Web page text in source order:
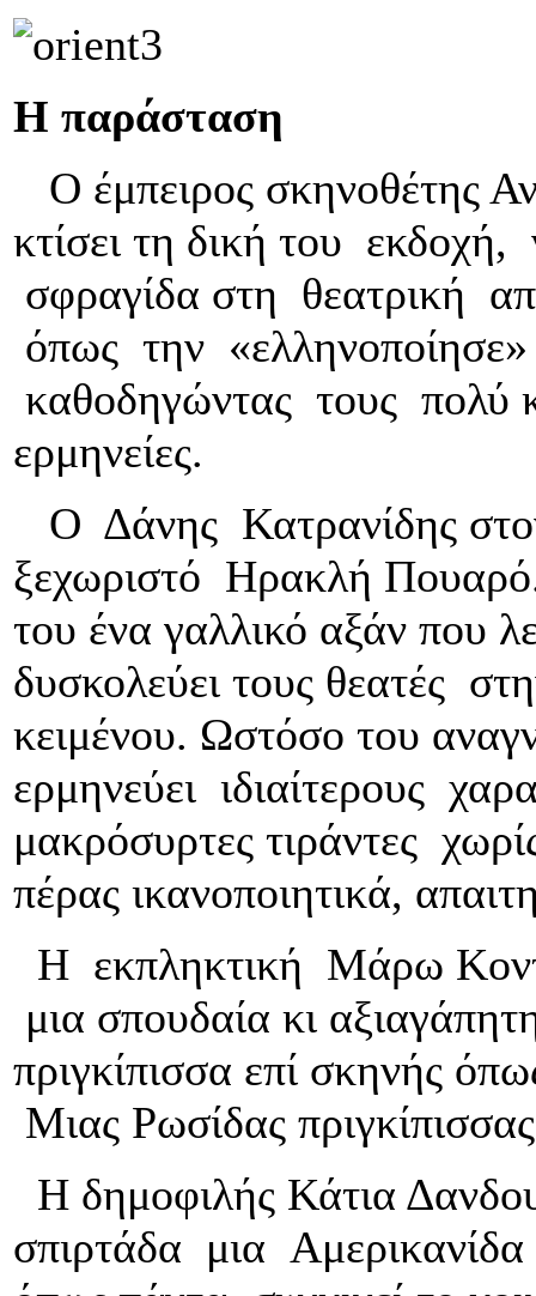
Η παράσταση
Ο έμπειρος σκηνοθέτης
κτίσει τη δική του
σφραγίδα στη θεατρική
όπως την
καθοδηγώντας τους πολύ
ερμηνείες.
Ο Δάνης Κατρανίδης
ξεχωριστό Ηρακλή
του ένα γαλλικό αξάν που
δυσκολεύει τους θεατές
κειμένου. Ωστόσο του
ερμηνεύει ιδιαίτερους
μακρόσυρτες τιράντες
πέρας ικανοποιητικά,
Η εκπληκτική Μάρω
μια σπουδαία κι
πριγκίπισσα επί σκηνής
Μιας Ρωσίδας
Η δημοφιλής Κάτια
σπιρτάδα μια Αμερικανίδα